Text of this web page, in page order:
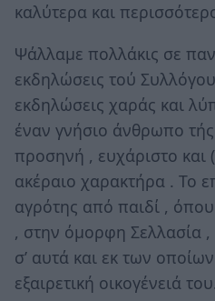
καλύτερα και
Ψάλλαμε πολλάκις σε
εκδηλώσεις τού
εκδηλώσεις χαράς και
έναν γνήσιο άνθρωπο
προσηνή , ευχάριστο
ακέραιο χαρακτήρα . Το
αγρότης από παιδί ,
, στην όμορφη Σελλασία ,
σ’ αυτά και εκ των
εξαιρετική οικογένειά του.